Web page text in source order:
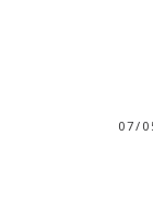
07/